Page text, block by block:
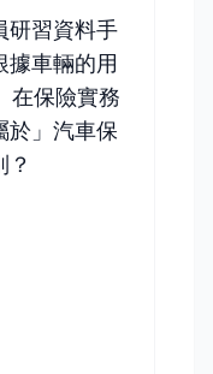
研習資料手
據車輛的用
在保險實務
於」汽車保